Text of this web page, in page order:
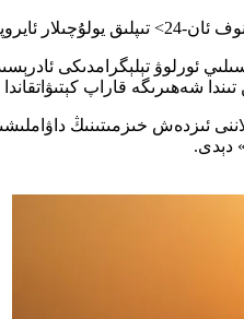
راداردىن غايىب بولغانلىقىنى ئۇقتۇردى.
ئورلوۋ تېلېگرامدىكى
شەھىرىگە قاراپ
دېدى.